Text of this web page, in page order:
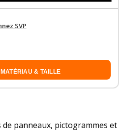
SVP
& TAILLE
de panneaux, pictogrammes et